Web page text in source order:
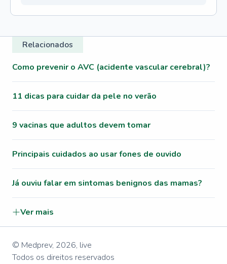
Relacionados
Como prevenir o AVC (acidente vascular cerebral)?
11 dicas para cuidar da pele no verão
9 vacinas que adultos devem tomar
Principais cuidados ao usar fones de ouvido
Já ouviu falar em sintomas benignos das mamas?
Ver mais
© Medprev, 2026, live
Todos os direitos reservados